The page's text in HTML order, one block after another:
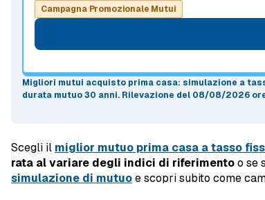
Campagna Promozionale Mutui
Migliori mutui acquisto prima casa: simulazione a
durata mutuo30 anni. Rilevazione del 08/08/2026
Scegli il miglior mutuo prima casa a tasso
rata al variare degli indici di riferimentoo se
simulazione di mutuoe scopri subito come